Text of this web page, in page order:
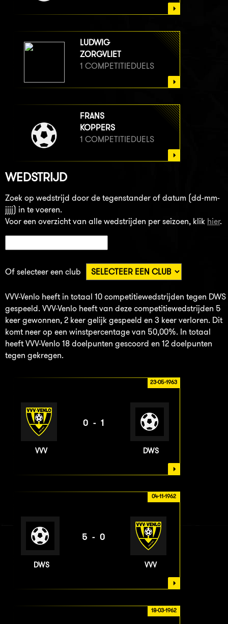
LUDWIG
ZORGVLIET
1 COMPETITIEDUELS
FRANS
KOPPERS
1 COMPETITIEDUELS
WEDSTRIJD
Zoek op wedstrijd door de tegenstander of datum (dd-mm-
jjjj) in te voeren.
Voor een overzicht van alle wedstrijden per seizoen, klik hier.
Of selecteer een club
VVV-Venlo heeft in totaal 10 competitiewedstrijden tegen DWS
gespeeld. VVV-Venlo heeft van deze competitiewedstrijden 5
keer gewonnen, 2 keer gelijk gespeeld en 3 keer verloren. Dit
komt neer op een winstpercentage van 50,00%. In totaal
heeft VVV-Venlo 18 doelpunten gescoord en 12 doelpunten
tegen gekregen.
23-05-1963
VVV
0-1
DWS
04-11-1962
DWS
5-0
VVV
18-03-1962